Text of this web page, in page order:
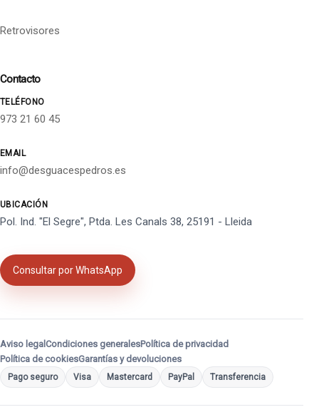
Retrovisores
Contacto
TELÉFONO
973 21 60 45
EMAIL
info@desguacespedros.es
UBICACIÓN
Pol. Ind. "El Segre", Ptda. Les Canals 38, 25191 - Lleida
Consultar por WhatsApp
Aviso legal Condiciones generalesPolítica de privacidad
Política de cookiesGarantías y devoluciones
Pago seguro Visa Mastercard PayPal Transferencia